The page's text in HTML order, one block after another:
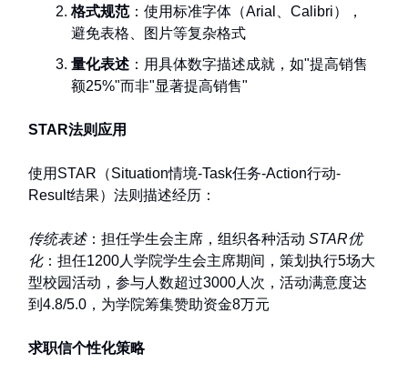
格式规范：使用标准字体（Arial、Calibri），
避免表格、图片等复杂格式
量化表述 ：用具体数字描述成就，如"提高销售
额25%"而非"显著提高销售"
STAR法则应用
使用STAR（Situation情境-Task任务-Action行动-
Result结果）法则描述经历：
传统表述：担任学生会主席，组织各种活动 STAR优
化：担任1200人学院学生会主席期间，策划执行5场大
型校园活动，参与人数超过3000人次，活动满意度达
到4.8/5.0，为学院筹集赞助资金8万元
求职信个性化策略